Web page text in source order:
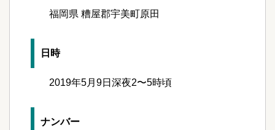
福岡県 糟屋郡宇美町原田
日時
2019年5月9日深夜2〜5時頃
ナンバー